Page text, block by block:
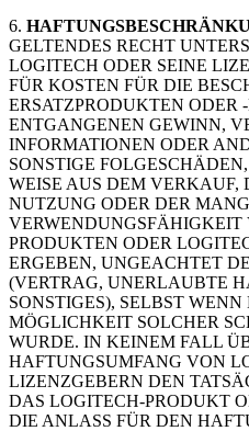
6.
GELTENDES RECHT
LOGITECH ODER SEINE
FÜR KOSTEN FÜR DIE
ERSATZPRODUKTEN ODER
ENTGANGENEN GEWINN,
INFORMATIONEN ODER
SONSTIGE
WEISE AUS DEM VERKAUF,
NUTZUNG ODER DER
VERWENDUNGSFÄHIGKEIT
PRODUKTEN ODER
ERGEBEN, UNGEACHTET
(VERTRAG, UNERLAUBTE
SONSTIGES), SELBST
MÖGLICHKEIT SOLCHER
WURDE. IN KEINEM FALL
HAFTUNGSUMFANG VON
LIZENZGEBERN DEN
DAS LOGITECH-PRODUKT
DIE ANLASS FÜR DEN